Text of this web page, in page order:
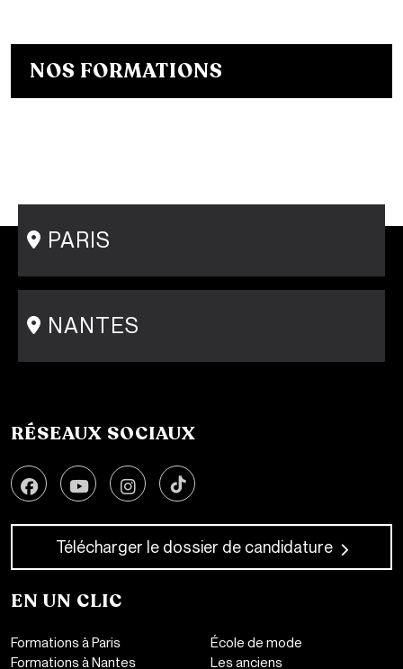
NOS FORMATIONS
Bachelor Designer de mode
PARIS
15 rue Gambey - 75011
+33 1 86 47 29 92
NANTES
31-33 rue Saint Léonard
RÉSEAUX SOCIAUX
Télécharger le dossier de candidature
EN UN CLIC
Formations à Paris
Formations à Nantes
École de mode
Les anciens